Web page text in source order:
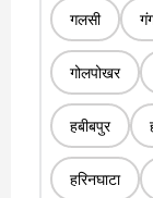
गलसी
गोलपोखर
हबीबपुर
हरिनघाटा